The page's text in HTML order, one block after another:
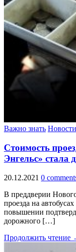
Важно знать
Стоимость
Энгельс» стала
20.12.2021 0
В преддверии
проезда на
повышении
дорожного […]
Продолжить чтение